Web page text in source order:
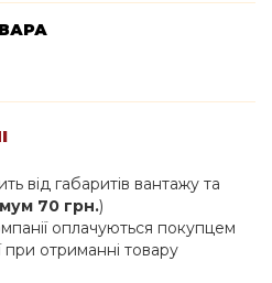
від габаритів вантажу та
70 грн.)
оплачуються покупцем
при отриманні товару